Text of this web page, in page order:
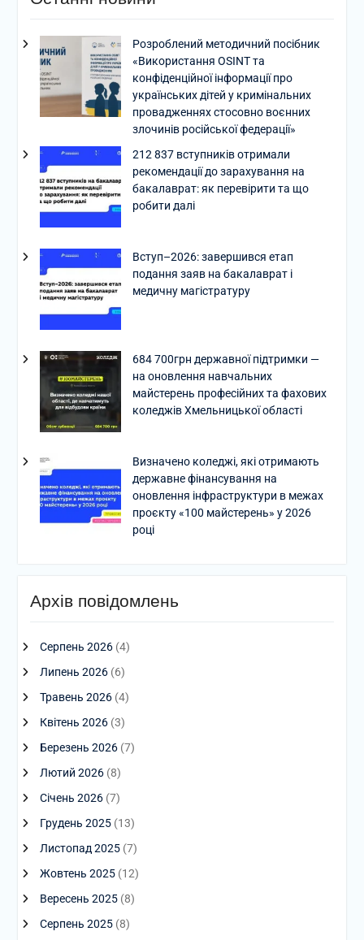
Розроблений методичний посібник
«Використання OSINT та
конфіденційної інформації про
українських дітей у кримінальних
провадженнях стосовно воєнних
злочинів російської федерації»
212 837 вступників отримали
рекомендації до зарахування на
бакалаврат: як перевірити та що
робити далі
Вступ–2026: завершився етап
подання заяв на бакалаврат і
медичну магістратуру
684 700грн державної підтримки —
на оновлення навчальних
майстерень професійних та фахових
коледжів Хмельницької області
Визначено коледжі, які отримають
державне фінансування на
оновлення інфраструктури в межах
проєкту «100 майстерень» у 2026
році
Архів повідомлень
Серпень 2026(4)
Липень 2026(6)
Травень 2026(4)
Квітень 2026(3)
Березень 2026(7)
Лютий 2026(8)
Січень 2026(7)
Грудень 2025(13)
Листопад 2025(7)
Жовтень 2025(12)
Вересень 2025(8)
Серпень 2025(8)